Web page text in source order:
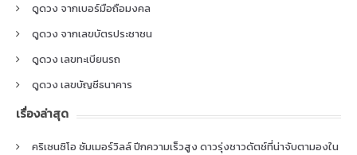
ดูดวง จากเบอร์มือถือมงคล
ดูดวง จากเลขบัตรประชาชน
ดูดวง เลขทะเบียนรถ
ดูดวง เลขบัญชีธนาคาร
เรื่องล่าสุด
คริเซนซิโอ ซัมเมอร์วิลล์ ปีกความเร็วสูง ดาวรุ่งชาวดัตช์ที่น่าจับตามองใน